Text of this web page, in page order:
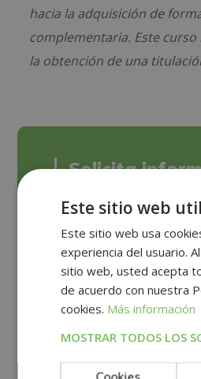
hacia la adquisición de
complementaria. Este curso
la obtención de una
Solicita
Este sitio web
Este sitio web usa
experiencia del usuario.
sitio web, usted acepta
de acuerdo con nuestra
cookies. Más información
MOSTRAR TODOS LOS